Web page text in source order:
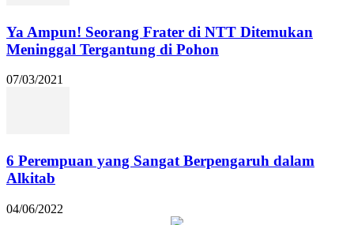
Ya Ampun! Seorang Frater di NTT Ditemukan
Meninggal Tergantung di Pohon
07/03/2021
6 Perempuan yang Sangat Berpengaruh dalam
Alkitab
04/06/2022